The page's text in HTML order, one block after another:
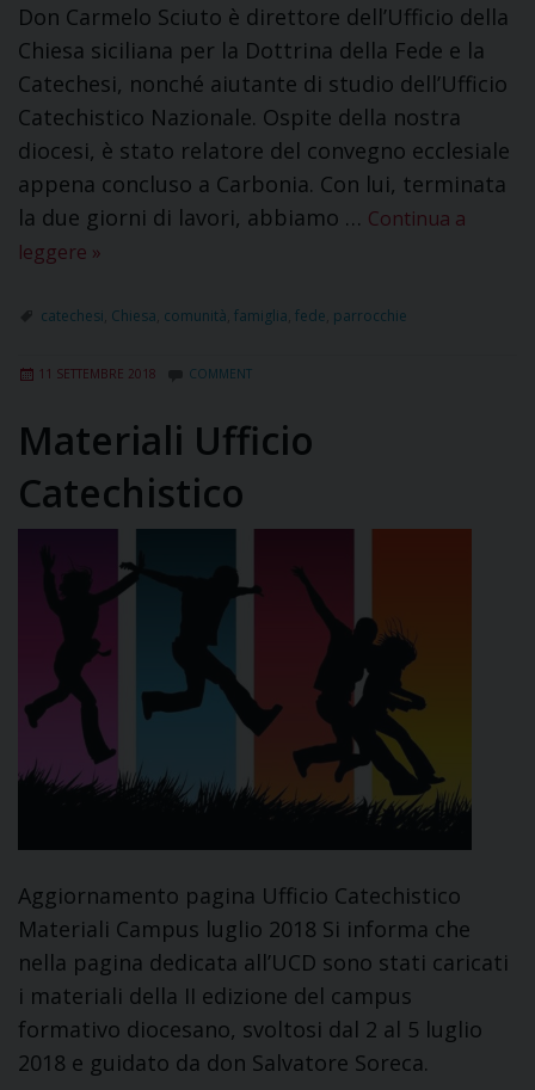
Don Carmelo Sciuto è direttore dell’Ufficio della
Chiesa siciliana per la Dottrina della Fede e la
Catechesi, nonché aiutante di studio dell’Ufficio
Catechistico Nazionale. Ospite della nostra
diocesi, è stato relatore del convegno ecclesiale
appena concluso a Carbonia. Con lui, terminata
la due giorni di lavori, abbiamo … Continua a
leggere »
catechesi Chiesa comunità famiglia fede parrocchie
11 SETTEMBRE 2018 COMMENT
Materiali Ufficio
Catechistico
Aggiornamento pagina Ufficio Catechistico
Materiali Campus luglio 2018 Si informa che
nella pagina dedicata all’UCD sono stati caricati
i materiali della II edizione del campus
formativo diocesano, svoltosi dal 2 al 5 luglio
2018 e guidato da don Salvatore Soreca.